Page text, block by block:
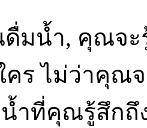
มน้ำ, คุณจะ
คร ไม่ว่าคุณ
ำที่คุณรู้สึก